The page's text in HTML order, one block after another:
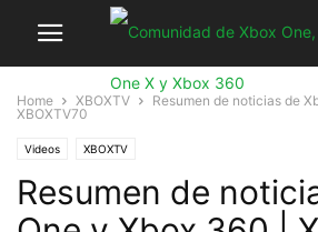
Home XBOXTV
Resumen de noticias de
XBOXTV70
Videos XBOXTV
Resumen de